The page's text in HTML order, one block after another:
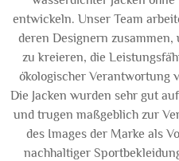
entwickeln. Unser Team
deren Designern zusammen,
zu kreieren, die
ökologischer Verantwortung
Die Jacken wurden sehr gut
und trugen maßgeblich zur
des Images der Marke als
nachhaltiger